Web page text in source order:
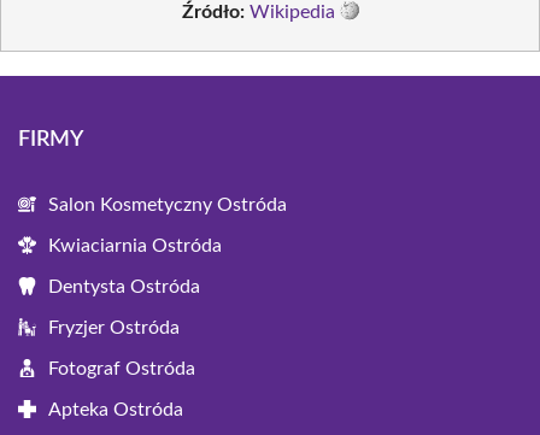
Źródło: Wikipedia
FIRMY
Salon Kosmetyczny Ostróda
Kwiaciarnia Ostróda
Dentysta Ostróda
Fryzjer Ostróda
Fotograf Ostróda
Apteka Ostróda